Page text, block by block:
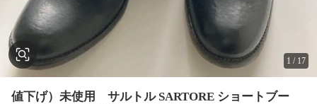
1 / 17
値下げ）未使用 サルトル SARTORE ショートブー